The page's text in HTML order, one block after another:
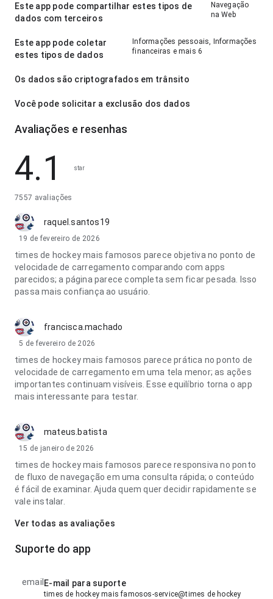
Este app pode compartilhar estes tipos de
dados com terceiros
Navegação
na Web
Este app pode coletar
estes tipos de dados
Informações pessoais, Informações
financeiras e mais 6
Os dados são criptografados em trânsito
Você pode solicitar a exclusão dos dados
Avaliações e resenhas
4.1 star
7557 avaliações
raquel.santos19
19 de fevereiro de 2026
times de hockey mais famosos parece objetiva no ponto de
velocidade de carregamento comparando com apps
parecidos; a página parece completa sem ficar pesada. Isso
passa mais confiança ao usuário.
francisca.machado
5 de fevereiro de 2026
times de hockey mais famosos parece prática no ponto de
velocidade de carregamento em uma tela menor; as ações
importantes continuam visíveis. Esse equilíbrio torna o app
mais interessante para testar.
mateus.batista
15 de janeiro de 2026
times de hockey mais famosos parece responsiva no ponto
de fluxo de navegação em uma consulta rápida; o conteúdo
é fácil de examinar. Ajuda quem quer decidir rapidamente se
vale instalar.
Ver todas as avaliações
Suporte do app
email E-mail para suporte
times de hockey mais famosos-service@times de hockey